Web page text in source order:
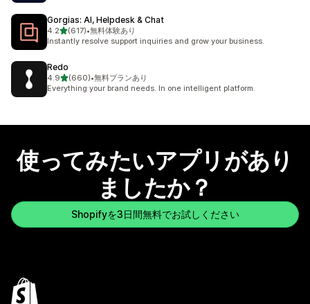
Gorgias: AI, Helpdesk & Chat
4.25つ星中
(617)
合計レビュー数：617件
•無料体験あり
Instantly resolve support inquiries and grow your business.
Redo
4.95つ星中
(660)
合計レビュー数：660件
•無料プランあり
Everything your brand needs. In one intelligent platform.
使ってみたいアプリがあり
ましたか？
Shopifyを3日間無料でお試しください